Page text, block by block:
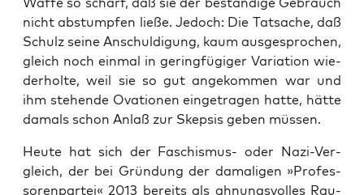
nicht abstump­fen lie­ße. Jedoch: Die Tat­sa­che, daß
Schulz sei­ne Anschul­di­gung, kaum aus­ge­spro­chen,
gleich noch ein­mal in gering­fü­gi­ger Varia­ti­on wie­
der­hol­te, weil sie so gut ange­kom­men war und
ihm ste­hen­de Ova­tio­nen ein­ge­tra­gen hat­te, hät­te
damals schon Anlaß zur Skep­sis geben müssen.
Heu­te hat sich der Faschis­mus- oder Nazi-Ver­
gleich, der bei Grün­dung der dama­li­gen »Pro­fes­
so­ren­par­tei« 2013 bereits als ahnungs­vol­les Rau­